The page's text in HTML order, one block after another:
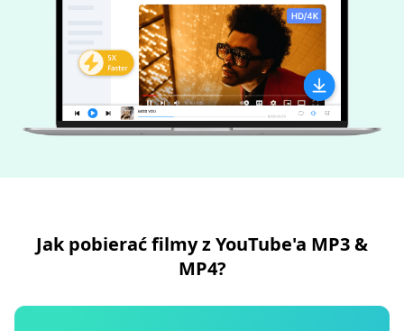
Jak pobierać filmy z YouTube'a MP3 &
MP4?